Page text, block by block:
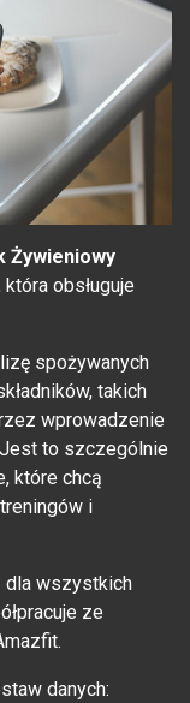
Żywieniowy
która obsługuje
spożywanych
takich
wprowadzenie
to szczególnie
które chcą
i
dla wszystkich
ze
danych: